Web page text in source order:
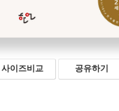
사이즈비교 공유하기